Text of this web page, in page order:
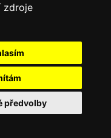
zdroje
předvolby
alpské ski areály